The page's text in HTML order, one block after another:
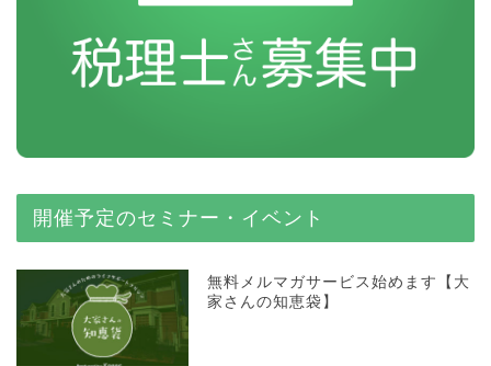
開催予定のセミナー・イベント
無料メルマガサービス始めます【大
家さんの知恵袋】